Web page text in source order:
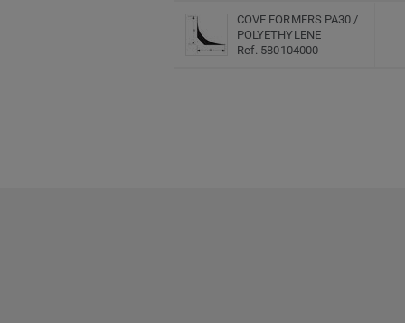
COVE FORMERS PA30 /
POLYETHYLENE
Ref. 580104000